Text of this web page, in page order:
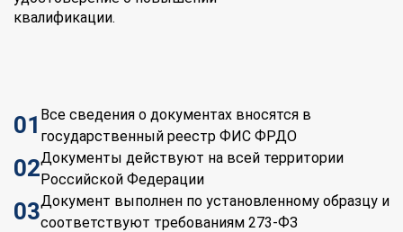
квалификации.
01 Все сведения о документах вносятся в
государственный реестр ФИС ФРДО
02Документы действуют на всей территории
Российской Федерации
03Документ выполнен по установленному образцу и
соответствуют требованиям 273-ФЗ